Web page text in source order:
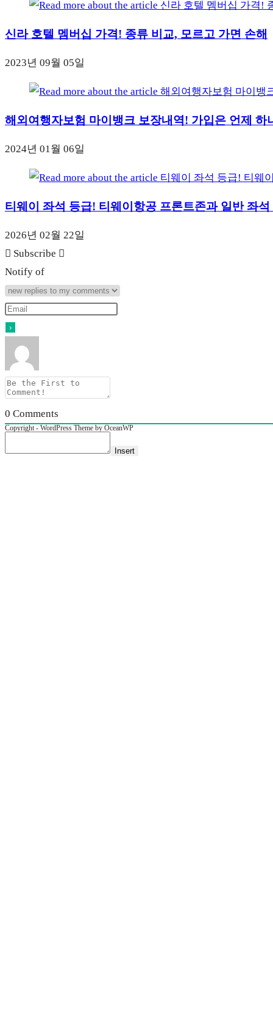
신라 호텔 멤버십 가격! 종류 비교, 모르고 가면 손해
2023년 09월 05일
해외여행자보험 마이뱅크 보장내역! 가입은 언제 하
2024년 01월 06일
티웨이 좌석 등급! 티웨이항공 프론트존과 일반 좌석
2026년 02월 22일
Subscribe
Notify of
0 Comments
Copyright - WordPress Theme by OceanWP
Insert